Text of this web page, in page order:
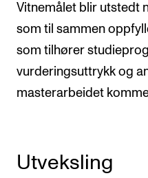
Vitnemålet blir utstedt
som til sammen
som tilhører
vurderingsuttrykk og
masterarbeidet
Utveksling